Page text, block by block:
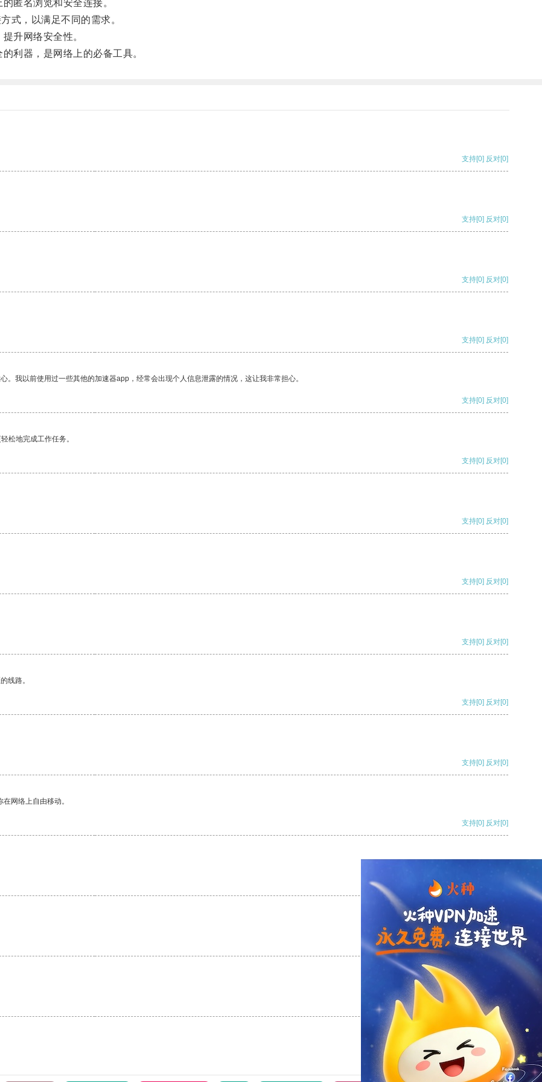
匿名浏览和安全连接。
，以满足不同的需求。
升网络安全性。
利器，是网络上的必备工具。
支持[0] 反对[0]
支持[0] 反对[0]
支持[0] 反对[0]
支持[0] 反对[0]
我以前使用过一些其他的加速器app，经常会出现个人信息泄露的情况，这让我非常担心。
支持[0] 反对[0]
松地完成工作任务。
支持[0] 反对[0]
支持[0] 反对[0]
支持[0] 反对[0]
支持[0] 反对[0]
线路。
支持[0] 反对[0]
支持[0] 反对[0]
网络上自由移动。
支持[0] 反对[0]
支持
支持[0] 反对[0]
支持[0] 反对[0]